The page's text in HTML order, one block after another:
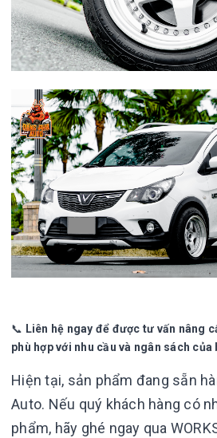
📞 Liên hệ ngay để được tư vấn nâng
phù hợp với nhu cầu và ngân sách của
Hiện tại, sản phẩm đang sẵn
Auto. Nếu quý khách hàng có
phẩm, hãy ghé ngay qua